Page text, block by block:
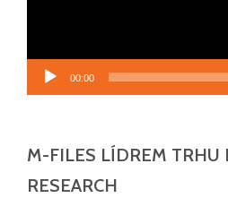
00:00
M-FILES LÍDREM TRHU
RESEARCH